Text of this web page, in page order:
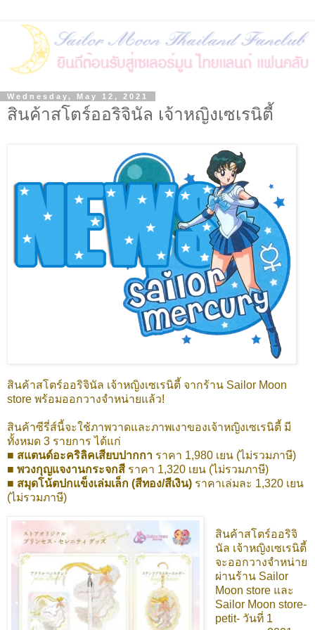
Wednesday, May 12, 2021
สินค้าสโตร์ออริจินัล เจ้าหญิงเซเรนิตี้
สินค้าสโตร์ออริจินัล เจ้าหญิงเซเรนิตี้ จากร้าน Sailor Moon
store พร้อมออกวางจำหน่ายแล้ว!
สินค้าซีรี่ส์นี้จะใช้ภาพวาดและภาพเงาของเจ้าหญิงเซเรนิตี้ มี
ทั้งหมด 3 รายการ ได้แก่
■ สแตนด์อะคริลิคเสียบปากกา ราคา 1,980 เยน (ไม่รวมภาษี)
■ พวงกุญแจงานกระจกสี ราคา 1,320 เยน (ไม่รวมภาษี)
■ สมุดโน้ตปกแข็งเล่มเล็ก (สีทอง/สีเงิน) ราคาเล่มละ 1,320 เยน
(ไม่รวมภาษี)
สินค้าสโตร์ออริจิ
นัล เจ้าหญิงเซเรนิตี้
จะออกวางจำหน่าย
ผ่านร้าน Sailor
Moon store และ
Sailor Moon store-
petit- วันที่ 1